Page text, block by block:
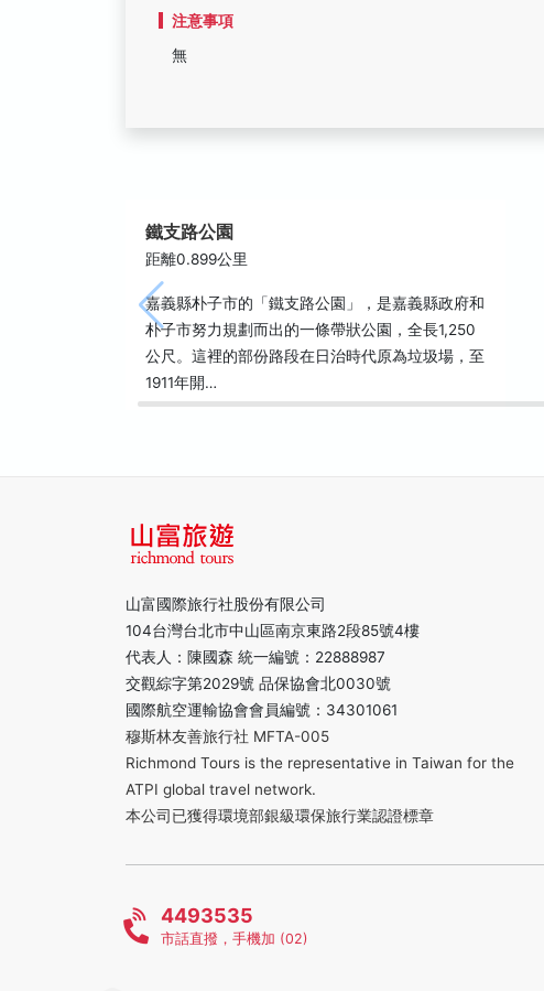
注意事項
無
鐵支路公園
距離0.899公里
嘉義縣朴子市的「鐵支路公園」，是嘉義縣政府和
朴子市努力規劃而出的一條帶狀公園，全長1,250
公尺。這裡的部份路段在日治時代原為垃圾場，至
1911年開…
山富國際旅行社股份有限公司
104台灣台北市中山區南京東路2段85號4樓
代表人：陳國森 統一編號：22888987
交觀綜字第2029號 品保協會北0030號
國際航空運輸協會會員編號：34301061
穆斯林友善旅行社 MFTA-005
Richmond Tours is the representative in Taiwan for the
ATPI global travel network.
本公司已獲得環境部銀級環保旅行業認證標章
4493535
市話直撥，手機加 (02)